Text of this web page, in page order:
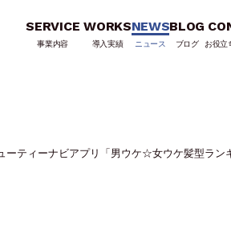
SERVICE
事業内容
WORKS
導入実績
NEWS
ニュース
BLOG
ブログ お役立
ティーナビアプリ「男ウケ☆女ウケ髪型ラン